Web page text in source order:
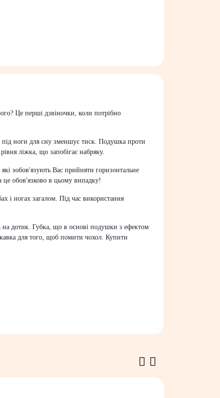
Це перші дзвіночки, коли потрібно
ноги для сну зменшує тиск. Подушка проти
ліжка, що запобігає набряку.
зобов'язують Вас прийняти горизонтальне
це обов'язково в цьому випадку!
і ногах загалом. Під час використання
на дотик. Губка, що в основі подушки з ефектом
для того, щоб помити чохол. Купити